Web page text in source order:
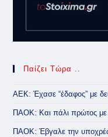
Παίζει Τώρα ..
ΑΕΚ: Έχασε “έδαφος” με
ΠΑΟΚ: Και πάλι πρώτος
ΠΑΟΚ: Έβγαλε την